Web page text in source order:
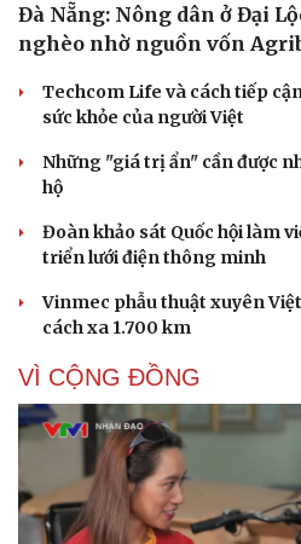
Đà Nẵng: Nông dân ở Đại
nghèo nhờ nguồn vốn
Techcom Life và cách tiếp
sức khỏe của người Việt
Những "giá trị ẩn" cần được
hộ
Đoàn khảo sát Quốc hội làm
triển lưới điện thông minh
Vinmec phẫu thuật xuyên
cách xa 1.700 km
VÌ CỘNG ĐỒNG